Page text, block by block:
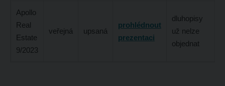
Apollo
Real
Estate
9/2023
veřejná upsaná
prohlédnout
prezentaci
dluhopisy
už nelze
objednat